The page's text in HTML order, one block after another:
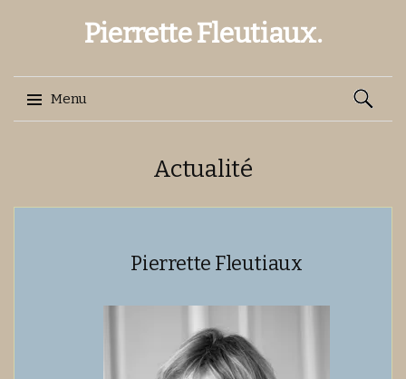
Pierrette Fleutiaux.
Menu
Actualité
Pierrette Fleutiaux